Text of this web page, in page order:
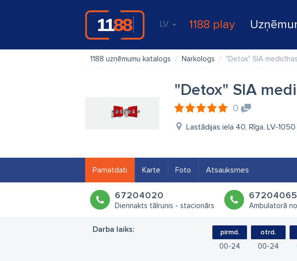
LV 1188 play
1188 uzņēmumu katalogs Narkologs "Detox" SIA
"Detox" SIA
0
Lastādijas iela 40, Rīga, LV-1050
Pamatdati Karte Foto Atsauksmes
67204020
Diennakts tālrunis - stacionārs
67204065
Ambulatorā
Darba laiks: pirmd.
00 24
otrd.
00 24